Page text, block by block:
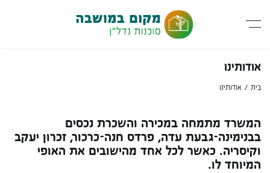
אודותינו
בית אודותינו
המשרד מתמחה במכירה והשכרת נכסים
בבנימינה-גבעת עדה, פרדס חנה-כרכור, זכרון יעקב
וקיסריה. כאשר לכל אחד מהישובים את האופי
המיוחד לו.